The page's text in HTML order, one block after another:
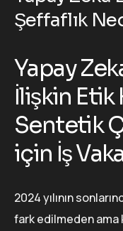
Şeffaflık
Yapay
İlişkin Etik
Sentetik
için İş
2024 yılının
fark edilmeden ama